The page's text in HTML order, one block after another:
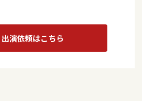
出演依頼はこちら